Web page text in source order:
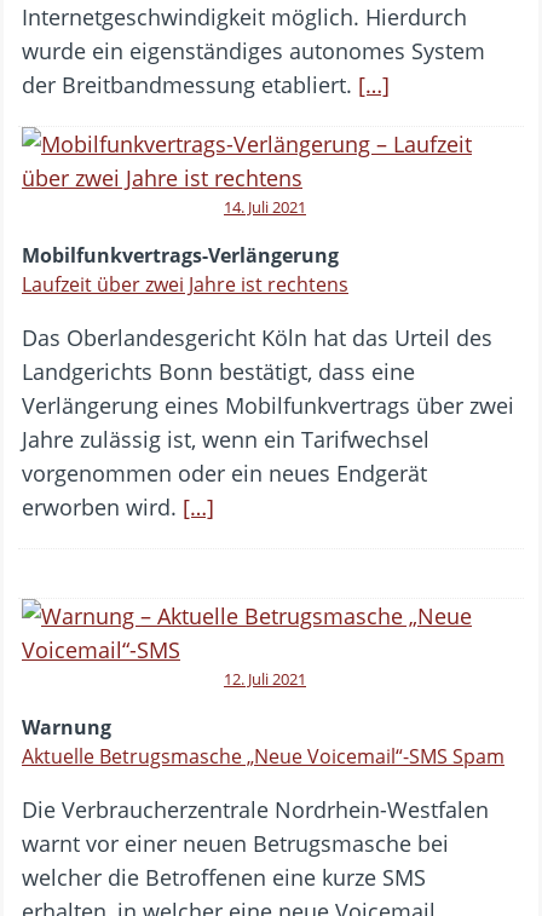
Internetgeschwindigkeit möglich. Hierdurch
wurde ein eigenständiges autonomes System
der Breitbandmessung etabliert. […]
14. Juli 2021
Mobilfunkvertrags-Verlängerung
Laufzeit über zwei Jahre ist rechtens
Das Oberlandesgericht Köln hat das Urteil des
Landgerichts Bonn bestätigt, dass eine
Verlängerung eines Mobilfunkvertrags über zwei
Jahre zulässig ist, wenn ein Tarifwechsel
vorgenommen oder ein neues Endgerät
erworben wird. […]
12. Juli 2021
Warnung
Aktuelle Betrugsmasche „Neue Voicemail“-SMS Spam
Die Verbraucherzentrale Nordrhein-Westfalen
warnt vor einer neuen Betrugsmasche bei
welcher die Betroffenen eine kurze SMS